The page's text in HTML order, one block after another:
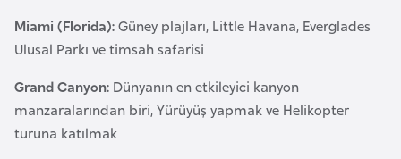
Miami (Florida):Güney plajları, Little Havana, Everglades
Ulusal Parkı ve timsah safarisi
Grand Canyon: Dünyanın en etkileyici kanyon
manzaralarından biri, Yürüyüş yapmak ve Helikopter
turuna katılmak
ş
B
e
l